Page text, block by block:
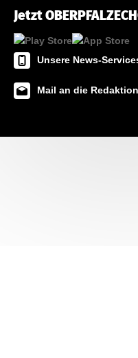
Jetzt
Unsere News-
Mail an die Redaktion